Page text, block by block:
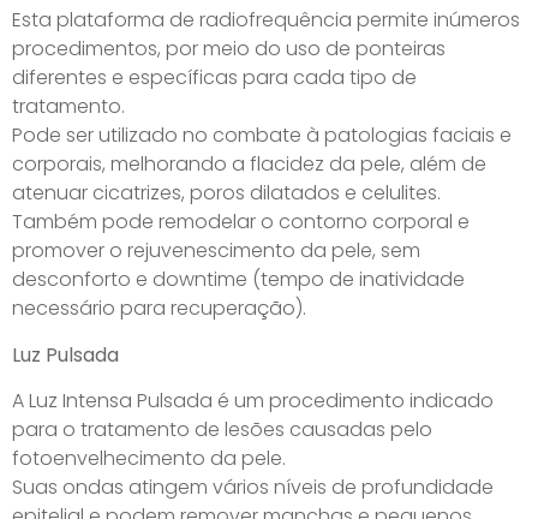
Esta plataforma de radiofrequência permite inúmeros
procedimentos, por meio do uso de ponteiras
diferentes e específicas para cada tipo de
tratamento.
Pode ser utilizado no combate à patologias faciais e
corporais, melhorando a flacidez da pele, além de
atenuar cicatrizes, poros dilatados e celulites.
Também pode remodelar o contorno corporal e
promover o rejuvenescimento da pele, sem
desconforto e downtime (tempo de inatividade
necessário para recuperação).
Luz Pulsada
A Luz Intensa Pulsada é um procedimento indicado
para o tratamento de lesões causadas pelo
fotoenvelhecimento da pele.
Suas ondas atingem vários níveis de profundidade